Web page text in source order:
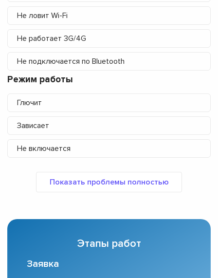
Не ловит Wi-Fi
Не работает 3G/4G
Не подключается по Bluetooth
Режим работы
Глючит
Зависает
Не включается
Этапы работ
Заявка